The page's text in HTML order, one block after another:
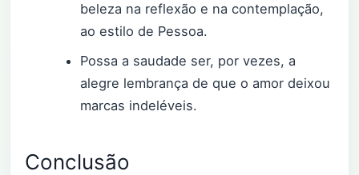
beleza na reflexão e na contemplação,
ao estilo de Pessoa.
Possa a saudade ser, por vezes, a
alegre lembrança de que o amor deixou
marcas indeléveis.
Conclusão